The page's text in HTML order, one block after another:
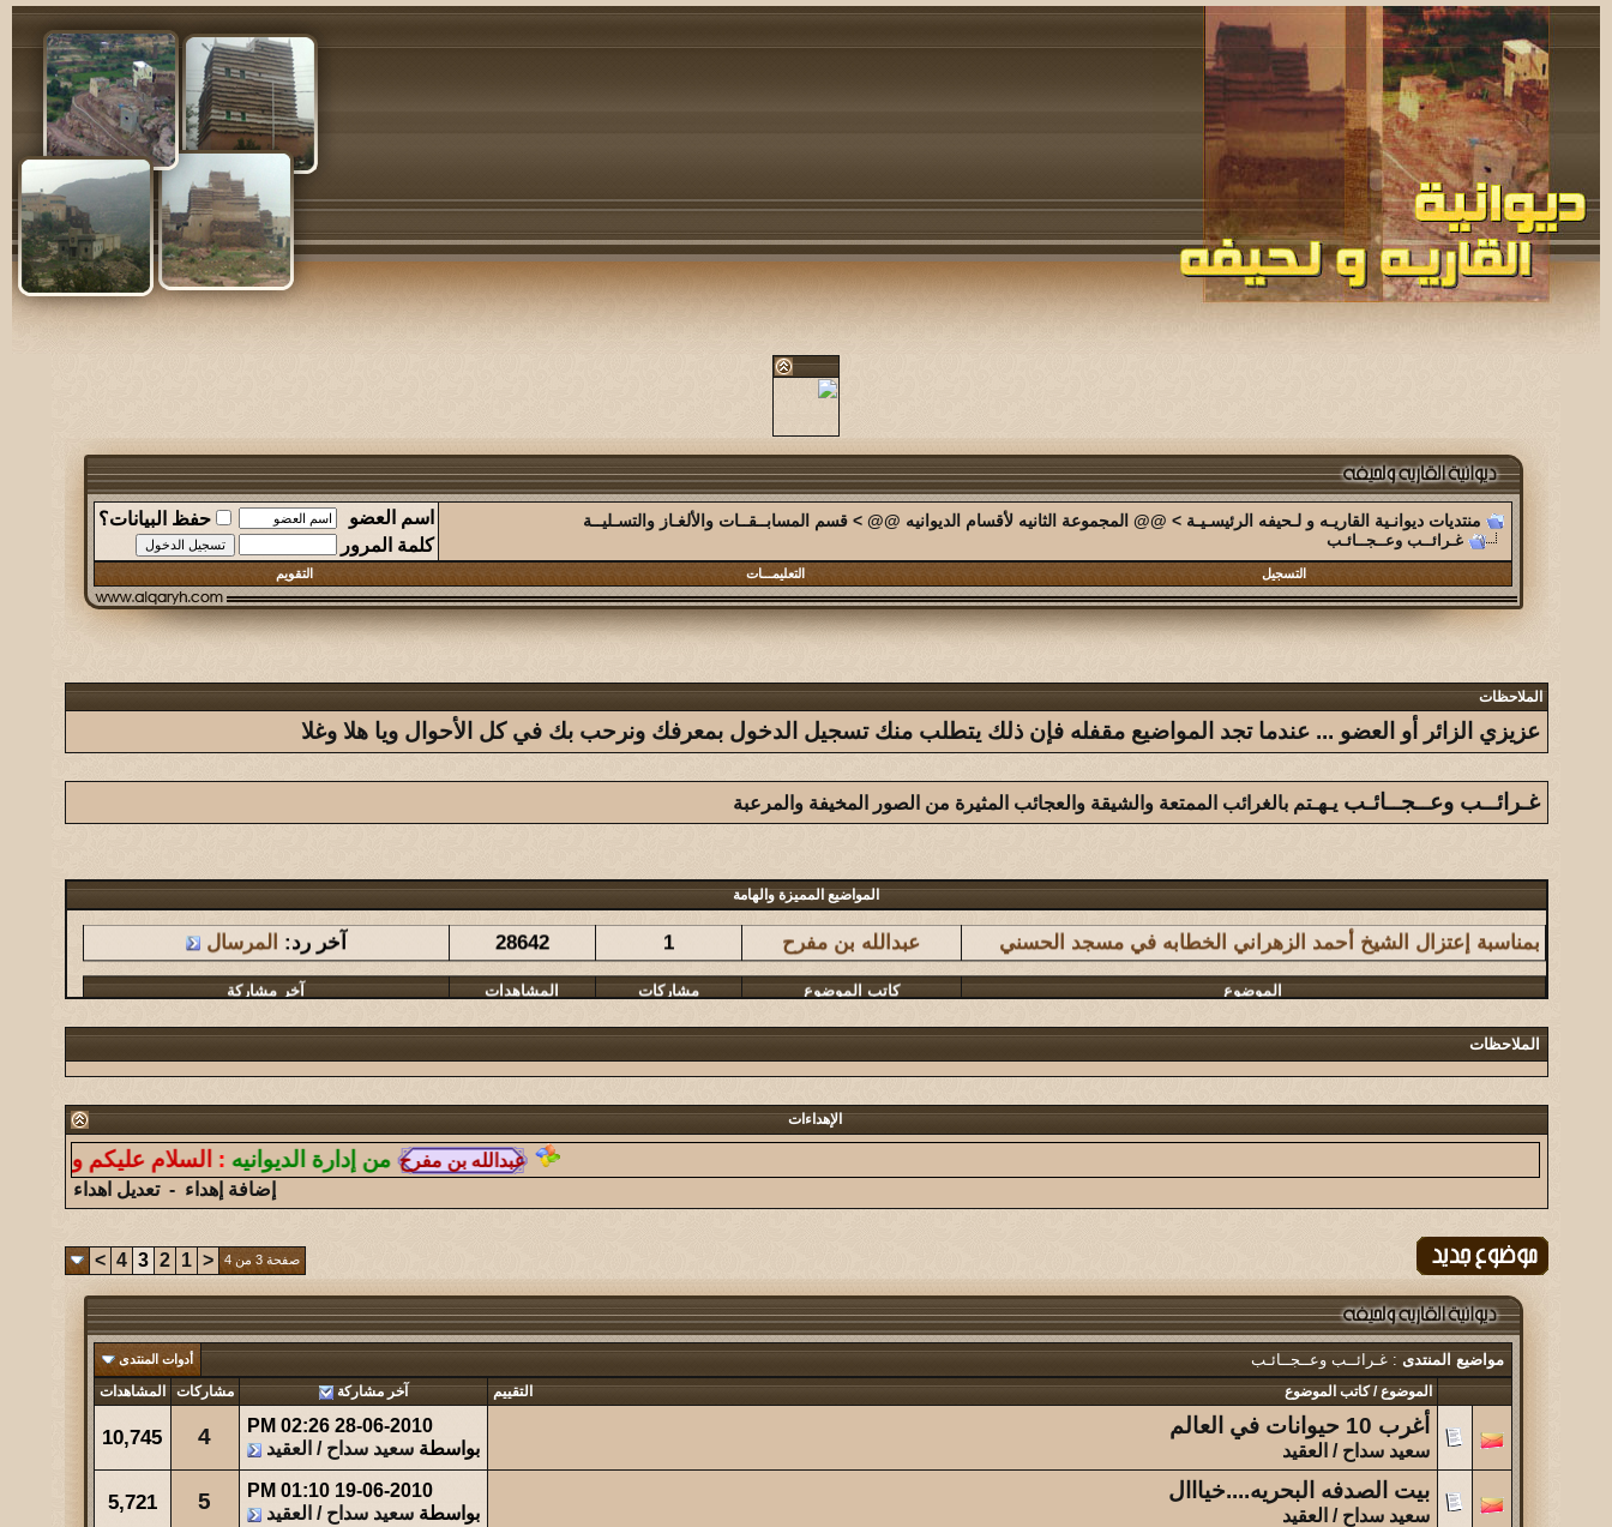
منتديات ديوانـية القاريـه و لـحيفه الرئيسـيـة > @@ المجموعة الثانيه لأقسام الديوانيه @@ >قسم المسابــقــات والألغـاز والتسـليــة
غـرائــب وعــجــائـب
اسم العضو
حفظ البيانات؟
كلمة المرور
التسجيل التعليمـــات التقويم
الملاحظات
عزيزي الزائر أو العضو ... عندما تجد المواضيع مقفله فإن ذلك يتطلب منك تسجيل الدخول بمعرفك ونرحب بك في كل الأحوال ويا هلا وغلا
غـرائــب وعــجــائـب يـهـتم بالغرائب الممتعة والشيقة والعجائب المثيرة من الصور المخيفة والمرعبة
المواضيع المميزة والهامة الموضوع كاتب الموضوع مشاركات المشاهدات آخر مشاركة
بمناسبة إعتزال الشيخ أحمد الزهراني الخطابه في مسجد الحسني عبدالله بن مفرح 1
28642 آخر رد:المرسال
الموضوع كاتب الموضوع مشاركات المشاهدات آخر مشاركة
سلسلة فوائد أحببت من الجميع الاستفادة منها المشرقي 126
146138 آخر رد:المشرقي
الموضوع كاتب الموضوع مشاركات المشاهدات آخر مشاركة
17739 آخر رد:همس الغروب
(الحـُـــريه ) آخر رد:ابو هشام
الموضوع كاتب الموضوع مشاركات المشاهدات آخر مشاركة
تحليل شخصيات الاعضاء عبدالهادي الشهراني 289
276016 آخر رد:عبدالله الشهراني
الموضوع كاتب الموضوع مشاركات المشاهدات آخر مشاركة
تحدي بين المشرفين والأعضاء... النـآدر 1132
494069 آخر رد:حتى ظلي له مهابه
آخر مشاركة
لحـيفـة أعز الأوطـان ... فلم قصير يفوق الوصف اهديكم اياه آخر رد:صقر الجنوب
الملاحظات
الإهداءات
من إدارة الديوانيه :السلام عليكم ورحمة الله
إضافة إهداء -تعديل اهداء
صفحة 3 من 4 <
1
2
3
4
>
مواضيع المنتدى : غـرائــب وعــجــائـب أدوات المنتدى
التقييم الموضوع/كاتب الموضوع آخر مشاركة مشاركات المشاهدات
أغرب 10 حيوانات في العالم
سعيد سداح / العقيد
28-06-2010
02:26 PM
بواسطةسعيد سداح / العقيد 4
10,745
بيت الصدفه البحريه....خيااال
سعيد سداح / العقيد
19-06-2010
01:10 PM
بواسطةسعيد سداح / العقيد 5
5,721